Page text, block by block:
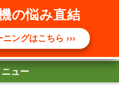
ュー
の悩み直結
ングはこちら ›››